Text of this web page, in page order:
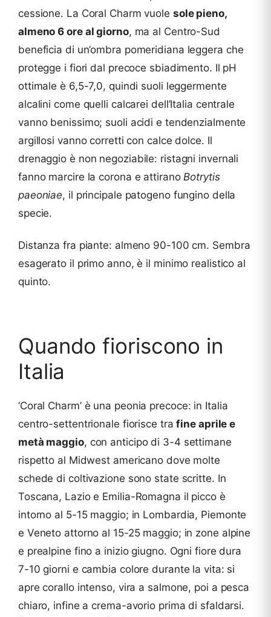
cessione. La Coral Charm vuole sole pieno,
almeno 6 ore al giorno, ma al Centro-Sud
beneficia di un’ombra pomeridiana leggera che
protegge i fiori dal precoce sbiadimento. Il pH
ottimale è 6,5-7,0, quindi suoli leggermente
alcalini come quelli calcarei dell’Italia centrale
vanno benissimo; suoli acidi e tendenzialmente
argillosi vanno corretti con calce dolce. Il
drenaggio è non negoziabile: ristagni invernali
fanno marcire la corona e attiranoBotrytis
paeoniae, il principale patogeno fungino della
specie.
Distanza fra piante: almeno 90-100 cm. Sembra
esagerato il primo anno, è il minimo realistico al
quinto.
Quando fioriscono in
Italia
‘Coral Charm’ è una peonia precoce: in Italia
centro-settentrionale fiorisce trafine aprile e
metà maggio, con anticipo di 3-4 settimane
rispetto al Midwest americano dove molte
schede di coltivazione sono state scritte. In
Toscana, Lazio e Emilia-Romagna il picco è
intorno al 5-15 maggio; in Lombardia, Piemonte
e Veneto attorno al 15-25 maggio; in zone alpine
e prealpine fino a inizio giugno. Ogni fiore dura
7-10 giorni e cambia colore durante la vita: si
apre corallo intenso, vira a salmone, poi a pesca
chiaro, infine a crema-avorio prima di sfaldarsi.